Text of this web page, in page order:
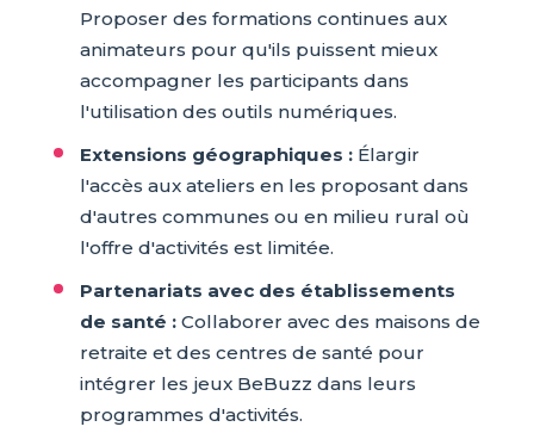
Proposer des formations continues aux
animateurs pour qu'ils puissent mieux
accompagner les participants dans
l'utilisation des outils numériques.
Extensions géographiques :Élargir
l'accès aux ateliers en les proposant dans
d'autres communes ou en milieu rural où
l'offre d'activités est limitée.
Partenariats avec des établissements
de santé :Collaborer avec des maisons de
retraite et des centres de santé pour
intégrer les jeux BeBuzz dans leurs
programmes d'activités.